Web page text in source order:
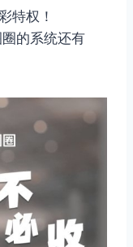
特权！
的系统还有